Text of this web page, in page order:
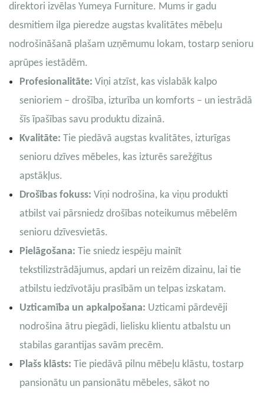
direktori izvēlas Yumeya Furniture. Mums ir gadu
desmitiem ilga pieredze augstas kvalitātes mēbeļu
nodrošināšanā plašam uzņēmumu lokam, tostarp senioru
aprūpes iestādēm.
Profesionalitāte: Viņi atzīst, kas vislabāk kalpo
senioriem – drošība, izturība un komforts – un iestrādā
šīs īpašības savu produktu dizainā.
Kvalitāte: Tie piedāvā augstas kvalitātes, izturīgas
senioru dzīves mēbeles, kas izturēs sarežģītus
apstākļus.
Drošības fokuss: Viņi nodrošina, ka viņu produkti
atbilst vai pārsniedz drošības noteikumus mēbelēm
senioru dzīvesvietās.
Pielāgošana: Tie sniedz iespēju mainīt
tekstilizstrādājumus, apdari un reizēm dizainu, lai tie
atbilstu iedzīvotāju prasībām un telpas izskatam.
Uzticamība un apkalpošana: Uzticami pārdevēji
nodrošina ātru piegādi, lielisku klientu atbalstu un
stabilas garantijas savām precēm.
Plašs klāsts: Tie piedāvā pilnu mēbeļu klāstu, tostarp
pansionātu un pansionātu mēbeles, sākot no